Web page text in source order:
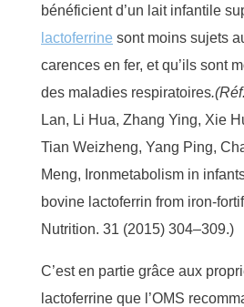
bénéficient d’un lait infantile
lactoferrine sont moins sujets
carences en fer, et qu’ils sont
des maladies respiratoires.(
Lan, Li Hua, Zhang Ying, Xie
Tian Weizheng, Yang Ping,
Meng, Ironmetabolism in
bovine lactoferrin from iron-
Nutrition. 31 (2015) 304–309.)
C’est en partie grâce aux
lactoferrine que l’OMS